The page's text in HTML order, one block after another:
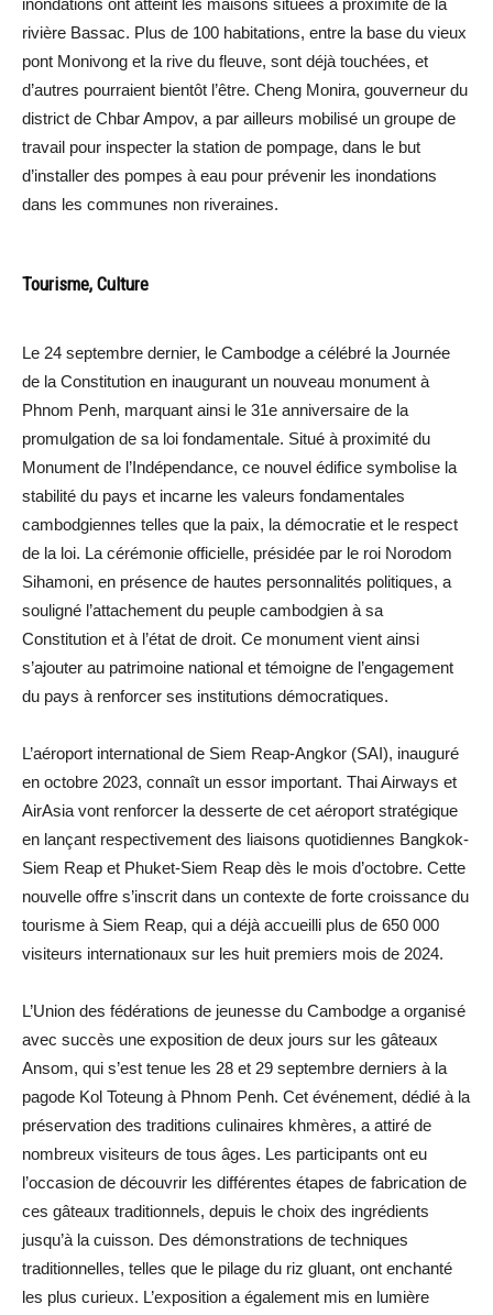
inondations ont atteint les maisons situées à proximité de la
rivière Bassac. Plus de 100 habitations, entre la base du vieux
pont Monivong et la rive du fleuve, sont déjà touchées, et
d’autres pourraient bientôt l’être. Cheng Monira, gouverneur du
district de Chbar Ampov, a par ailleurs mobilisé un groupe de
travail pour inspecter la station de pompage, dans le but
d’installer des pompes à eau pour prévenir les inondations
dans les communes non riveraines.
Tourisme, Culture
Le 24 septembre dernier, le Cambodge a célébré la Journée
de la Constitution en inaugurant un nouveau monument à
Phnom Penh, marquant ainsi le 31e anniversaire de la
promulgation de sa loi fondamentale. Situé à proximité du
Monument de l’Indépendance, ce nouvel édifice symbolise la
stabilité du pays et incarne les valeurs fondamentales
cambodgiennes telles que la paix, la démocratie et le respect
de la loi. La cérémonie officielle, présidée par le roi Norodom
Sihamoni, en présence de hautes personnalités politiques, a
souligné l’attachement du peuple cambodgien à sa
Constitution et à l’état de droit. Ce monument vient ainsi
s’ajouter au patrimoine national et témoigne de l’engagement
du pays à renforcer ses institutions démocratiques.
L’aéroport international de Siem Reap-Angkor (SAI), inauguré
en octobre 2023, connaît un essor important. Thai Airways et
AirAsia vont renforcer la desserte de cet aéroport stratégique
en lançant respectivement des liaisons quotidiennes Bangkok-
Siem Reap et Phuket-Siem Reap dès le mois d’octobre. Cette
nouvelle offre s’inscrit dans un contexte de forte croissance du
tourisme à Siem Reap, qui a déjà accueilli plus de 650 000
visiteurs internationaux sur les huit premiers mois de 2024.
L’Union des fédérations de jeunesse du Cambodge a organisé
avec succès une exposition de deux jours sur les gâteaux
Ansom, qui s’est tenue les 28 et 29 septembre derniers à la
pagode Kol Toteung à Phnom Penh. Cet événement, dédié à la
préservation des traditions culinaires khmères, a attiré de
nombreux visiteurs de tous âges. Les participants ont eu
l’occasion de découvrir les différentes étapes de fabrication de
ces gâteaux traditionnels, depuis le choix des ingrédients
jusqu’à la cuisson. Des démonstrations de techniques
traditionnelles, telles que le pilage du riz gluant, ont enchanté
les plus curieux. L’exposition a également mis en lumière